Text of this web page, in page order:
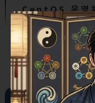
CentOS 운영